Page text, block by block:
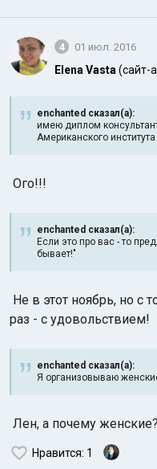
4 01 июл. 2016
Elena Vasta (сайт-
enchanted сказал(а):
имею диплом
Американского
Ого!!!
enchanted сказал(а):
Если это про вас - то
бывает!"
Не в этот ноябрь, но с
раз - с удовольствием!
enchanted сказал(а):
Я организовываю
Лен, а почему женские?
Нравится: 1